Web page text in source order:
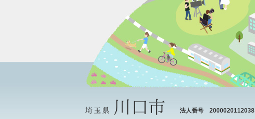
法人番号 2000020112038